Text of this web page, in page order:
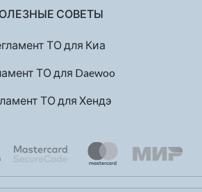
СОВЕТЫ
ТО для Киа
ТО для Daewoo
ТО для Хендэ